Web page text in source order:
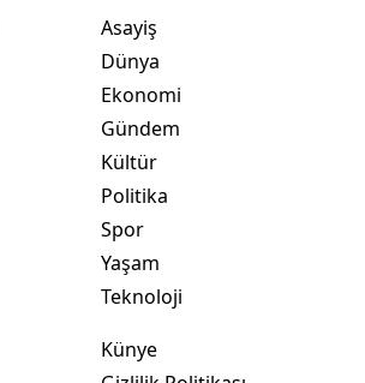
Asayiş
Dünya
Ekonomi
Gündem
Kültür
Politika
Spor
Yaşam
Teknoloji
Künye